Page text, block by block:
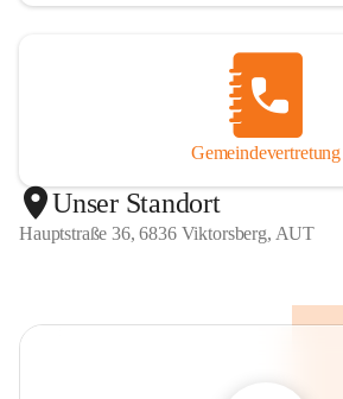
Gemeindevertretung
Unser Standort
Hauptstraße 36, 6836 Viktorsberg, AUT